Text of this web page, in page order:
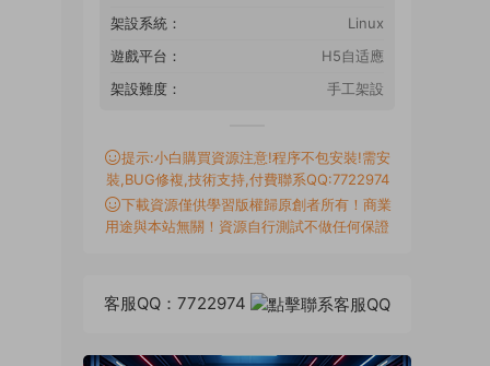
架設系統：
Linux
遊戲平台：
H5自适應
架設難度：
手工架設
提示:小白購買資源注意!程序不包安裝!需安
裝,BUG修複,技術支持,付費聯系QQ:7722974
下載資源僅供學習版權歸原創者所有！商業
用途與本站無關！資源自行測試不做任何保證
客服QQ：7722974